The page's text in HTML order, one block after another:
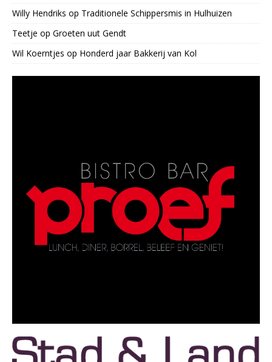
Willy Hendriks op Traditionele Schippersmis in Hulhuizen
Teetje op Groeten uut Gendt
Wil Koerntjes op Honderd jaar Bakkerij van Kol